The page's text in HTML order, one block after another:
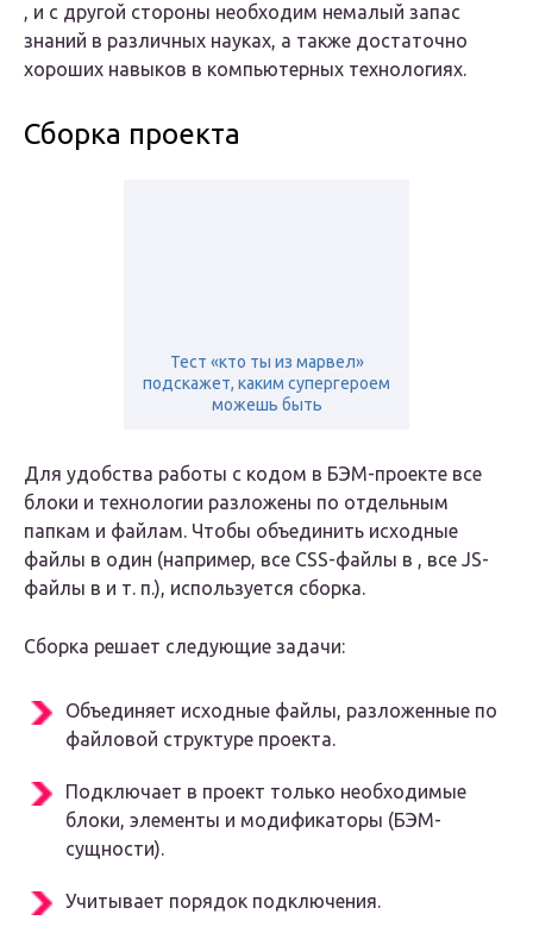
, и с другой стороны необходим немалый запас
знаний в различных науках, а также достаточно
хороших навыков в компьютерных технологиях.
Сборка проекта
Тест «кто ты из марвел»
подскажет, каким супергероем
можешь быть
Для удобства работы с кодом в БЭМ-проекте все
блоки и технологии разложены по отдельным
папкам и файлам. Чтобы объединить исходные
файлы в один (например, все CSS-файлы в , все JS-
файлы в и т. п.), используется сборка.
Сборка решает следующие задачи:
Объединяет исходные файлы, разложенные по
файловой структуре проекта.
Подключает в проект только необходимые
блоки, элементы и модификаторы (БЭМ-
сущности).
Учитывает порядок подключения.